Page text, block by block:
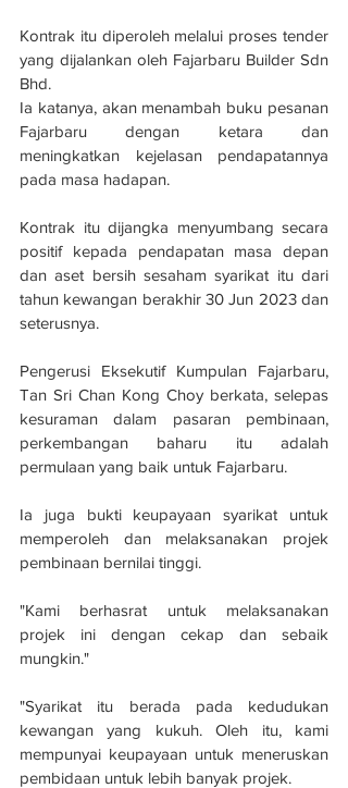
Kontrak itu diperoleh melalui proses tender
yang dijalankan oleh Fajarbaru Builder Sdn
Bhd.
Ia katanya, akan menambah buku pesanan
Fajarbaru dengan ketara dan
meningkatkan kejelasan pendapatannya
pada masa hadapan.
Kontrak itu dijangka menyumbang secara
positif kepada pendapatan masa depan
dan aset bersih sesaham syarikat itu dari
tahun kewangan berakhir 30 Jun 2023 dan
seterusnya.
Pengerusi Eksekutif Kumpulan Fajarbaru,
Tan Sri Chan Kong Choy berkata, selepas
kesuraman dalam pasaran pembinaan,
perkembangan baharu itu adalah
permulaan yang baik untuk Fajarbaru.
Ia juga bukti keupayaan syarikat untuk
memperoleh dan melaksanakan projek
pembinaan bernilai tinggi.
"Kami berhasrat untuk melaksanakan
projek ini dengan cekap dan sebaik
mungkin."
"Syarikat itu berada pada kedudukan
kewangan yang kukuh. Oleh itu, kami
mempunyai keupayaan untuk meneruskan
pembidaan untuk lebih banyak projek.